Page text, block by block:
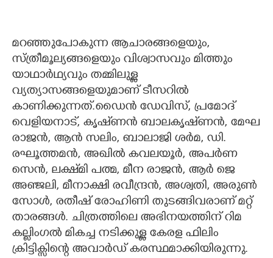
മറഞ്ഞുപോകുന്ന ആചാരങ്ങളെയും,
സ്ത്രീമൂല്യങ്ങളെയും വിശ്വാസവും മിത്തും
യാഥാർഥ്യവും തമ്മിലുള്ള
വ്യത്യാസങ്ങളെയുമാണ് ടീസറിൽ
കാണിക്കുന്നത്.ഡൈൻ ഡേവിസ്, പ്രമോദ്
വെളിയനാട്, കൃഷ്‌ണൻ ബാലകൃഷ്‌ണൻ, മേഘ
രാജൻ, ആൻ സലിം, ബാലാജി ശർമ, ഡി.
രഘൂത്തമൻ, അഖിൽ കവലയൂർ, അപർണ
സെൻ, ലക്ഷ്‌മി പത്മ, മീന രാജൻ, ആർ ജെ
അഞ്ജലി, മീനാക്ഷി രവീന്ദ്രൻ, അശ്വതി, അരുൺ
സോൾ, രതീഷ് രോഹിണി തുടങ്ങിവരാണ് മറ്റ്
താരങ്ങൾ. ചിത്രത്തിലെ അഭിനയത്തിന് റിമ
കല്ലിംഗൽ മികച്ച നടിക്കുള്ള കേരള ഫിലിം
ക്രിട്ടിക്സിന്റെ അവാർഡ് കരസ്ഥമാക്കിയിരുന്നു.